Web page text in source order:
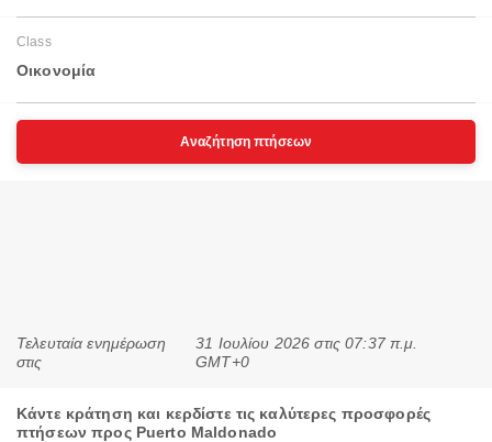
Class
Οικονομία
Αναζήτηση πτήσεων
Τελευταία ενημέρωση
στις
31 Ιουλίου 2026 στις 07:37 π.μ.
GMT+0
Κάντε κράτηση και κερδίστε τις καλύτερες προσφορές
πτήσεων προς Puerto Maldonado